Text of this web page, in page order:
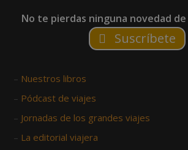
No te pierdas ninguna novedad de
Suscríbete
– Nuestros libros
– Pódcast de viajes
– Jornadas de los grandes viajes
– La editorial viajera